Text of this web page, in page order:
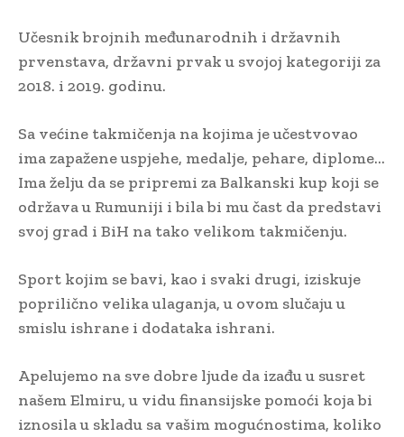
Učesnik brojnih međunarodnih i državnih
prvenstava, državni prvak u svojoj kategoriji za
2018. i 2019. godinu.
Sa većine takmičenja na kojima je učestvovao
ima zapažene uspjehe, medalje, pehare, diplome…
Ima želju da se pripremi za Balkanski kup koji se
održava u Rumuniji i bila bi mu čast da predstavi
svoj grad i BiH na tako velikom takmičenju.
Sport kojim se bavi, kao i svaki drugi, iziskuje
poprilično velika ulaganja, u ovom slučaju u
smislu ishrane i dodataka ishrani.
Apelujemo na sve dobre ljude da izađu u susret
našem Elmiru, u vidu finansijske pomoći koja bi
iznosila u skladu sa vašim mogućnostima, koliko